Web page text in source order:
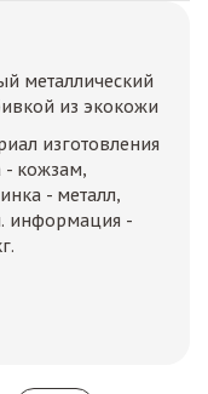
металлический
из экокожи
изготовления
- кожзам,
- металл,
информация -